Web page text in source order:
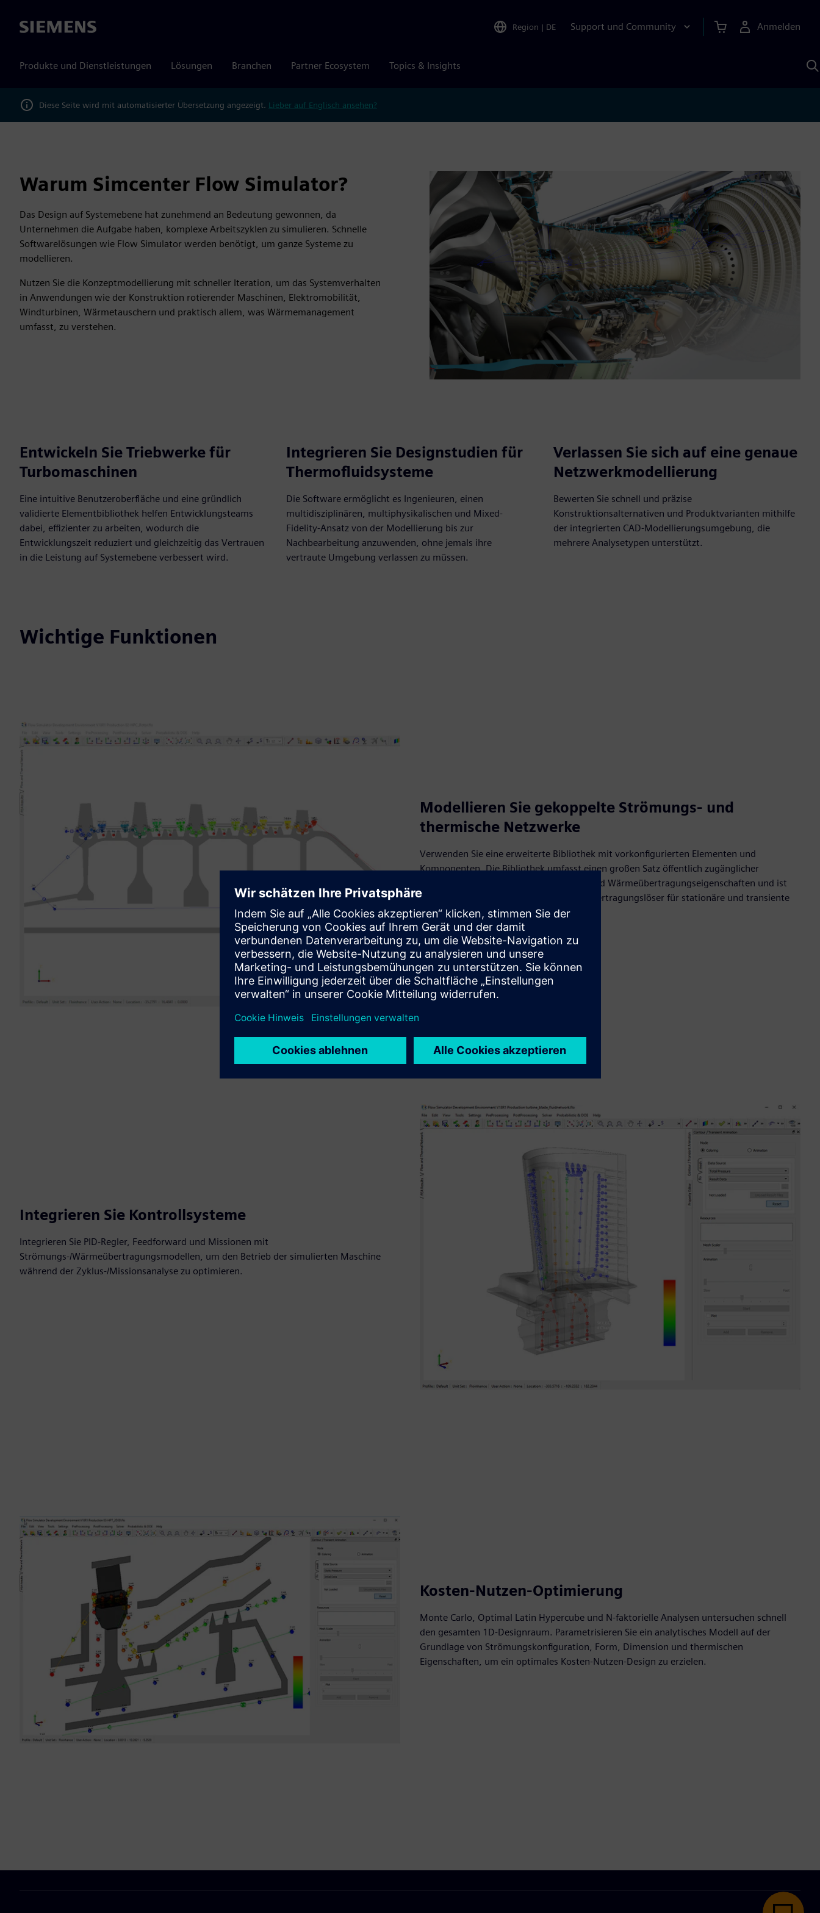
Siemens Region | DE Support und Community Anmelden
Produkte und Dienstleistungen Lösungen Branchen Partner Ecosystem Topics & Insights
KI
Diese Seite wird mit automatisierter Übersetzung angezeigt. Lieber auf Englisch ansehen?
Warum Simcenter Flow Simulator?
Das Design auf Systemebene hat zunehmend an Bedeutung gewonnen, da
Unternehmen die Aufgabe haben, komplexe Arbeitszyklen zu simulieren. Schnelle
Softwarelösungen wie Flow Simulator werden benötigt, um ganze Systeme zu
modellieren.
Nutzen Sie die Konzeptmodellierung mit schneller Iteration, um das Systemverhalten
in Anwendungen wie der Konstruktion rotierender Maschinen, Elektromobilität,
Windturbinen, Wärmetauschern und praktisch allem, was Wärmemanagement
umfasst, zu verstehen.
Entwickeln Sie Triebwerke für
Turbomaschinen
Eine intuitive Benutzeroberfläche und eine gründlich
validierte Elementbibliothek helfen Entwicklungsteams
dabei, effizienter zu arbeiten, wodurch die
Entwicklungszeit reduziert und gleichzeitig das Vertrauen
in die Leistung auf Systemebene verbessert wird.
Integrieren Sie Designstudien für
Thermofluidsysteme
Die Software ermöglicht es Ingenieuren, einen
multidisziplinären, multiphysikalischen und Mixed-
Fidelity-Ansatz von der Modellierung bis zur
Nachbearbeitung anzuwenden, ohne jemals ihre
vertraute Umgebung verlassen zu müssen.
Verlassen Sie sich auf eine genaue
Netzwerkmodellierung
Bewerten Sie schnell und präzise
Konstruktionsalternativen und Produktvarianten mithilfe
der integrierten CAD-Modellierungsumgebung, die
mehrere Analysetypen unterstützt.
Wichtige Funktionen
Modellieren Sie gekoppelte Strömungs- und
thermische Netzwerke
Verwenden Sie eine erweiterte Bibliothek mit vorkonfigurierten Elementen und
Komponenten. Die Bibliothek umfasst einen großen Satz öffentlich zugänglicher
experimenteller Daten für Druckverlust und Wärmeübertragungseigenschaften und ist
vollständig an den Wärme- und Wärmeübertragungslöser für stationäre und transiente
Analysen gekoppelt.
Integrieren Sie Kontrollsysteme
Integrieren Sie PID-Regler, Feedforward und Missionen mit
Strömungs-/Wärmeübertragungsmodellen, um den Betrieb der simulierten Maschine
während der Zyklus-/Missionsanalyse zu optimieren.
Kosten-Nutzen-Optimierung
Monte Carlo, Optimal Latin Hypercube und N-faktorielle Analysen untersuchen schnell
den gesamten 1D-Designraum. Parametrisieren Sie ein analytisches Modell auf der
Grundlage von Strömungskonfiguration, Form, Dimension und thermischen
Eigenschaften, um ein optimales Kosten-Nutzen-Design zu erzielen.